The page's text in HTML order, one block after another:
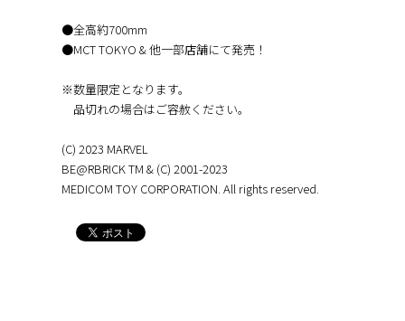
●全高約700mm
●MCT TOKYO & 他一部店舗にて発売！
※数量限定となります。
品切れの場合はご容赦ください。
(C) 2023 MARVEL
BE@RBRICK TM & (C) 2001-2023
MEDICOM TOY CORPORATION. All rights reserved.